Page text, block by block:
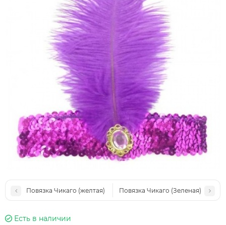
Повязка Чикаго (желтая) Повязка Чикаго (Зеленая)
Есть в наличии